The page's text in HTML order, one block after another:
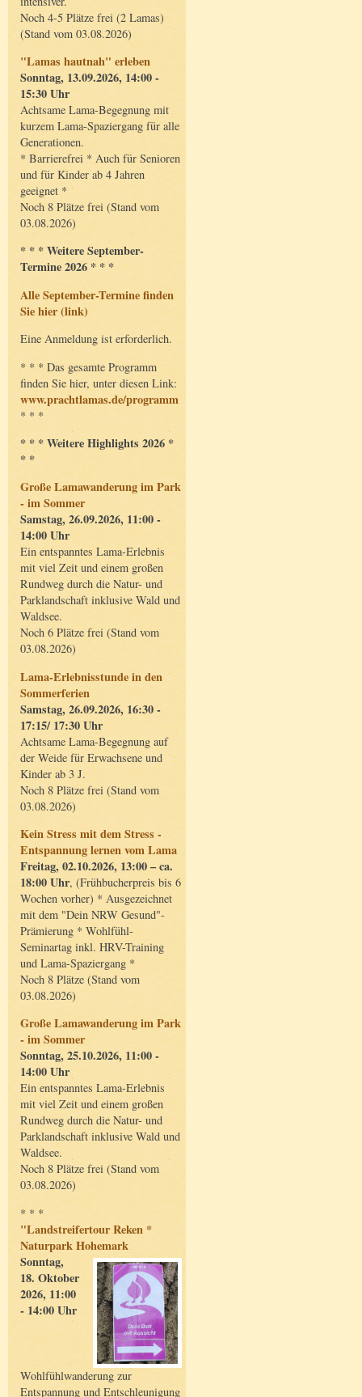
Noch 4-5 Plätze frei (2 Lamas)
(Stand vom 03.08.2026)
"Lamas hautnah" erleben
Sonntag, 13.09.2026, 14:00 -
15:30 Uhr
Achtsame Lama-Begegnung mit
kurzem Lama-Spaziergang für alle
Generationen.
* Barrierefrei * Auch für Senioren
und für Kinder ab 4 Jahren
geeignet *
Noch 8 Plätze frei (Stand vom
03.08.2026)
* * * Weitere September-
Termine 2026 * * *
Alle September-Termine finden
Sie hier (link)
Eine Anmeldung ist erforderlich.
* * * Das gesamte Programm
finden Sie hier, unter diesen Link:
www.prachtlamas.de/programm
* * *
* * * Weitere Highlights 2026 *
* *
Große Lamawanderung im Park
- im Sommer
Samstag, 26.09.2026, 11:00 -
14:00 Uhr
Ein entspanntes Lama-Erlebnis
mit viel Zeit und einem großen
Rundweg durch die Natur- und
Parklandschaft inklusive Wald und
Waldsee.
Noch 6 Plätze frei (Stand vom
03.08.2026)
Lama-Erlebnisstunde in den
Sommerferien
Samstag, 26.09.2026, 16:30 -
17:15/ 17:30 Uhr
Achtsame Lama-Begegnung auf
der Weide für Erwachsene und
Kinder ab 3 J.
Noch 8 Plätze frei (Stand vom
03.08.2026)
Kein Stress mit dem Stress -
Entspannung lernen vom Lama
Freitag, 02.10.2026, 13:00 – ca.
18:00 Uhr, (Frühbucherpreis bis 6
Wochen vorher) * Ausgezeichnet
mit dem "Dein NRW Gesund"-
Prämierung * Wohlfühl-
Seminartag inkl. HRV-Training
und Lama-Spaziergang *
Noch 8 Plätze (Stand vom
03.08.2026)
Große Lamawanderung im Park
- im Sommer
Sonntag, 25.10.2026, 11:00 -
14:00 Uhr
Ein entspanntes Lama-Erlebnis
mit viel Zeit und einem großen
Rundweg durch die Natur- und
Parklandschaft inklusive Wald und
Waldsee.
Noch 8 Plätze frei (Stand vom
03.08.2026)
* * *
"Landstreifertour Reken *
Naturpark Hohemark
Sonntag,
18. Oktober
2026, 11:00
- 14:00 Uhr
Wohlfühlwanderung zur
Entspannung und Entschleunigung